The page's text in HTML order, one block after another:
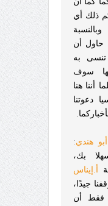
ذلك أي
حاول أن
تنسى به
سوف
أننا هنا
دعوتنا
هندي:
بك،
أ.إيناس
جيدًا،
فقط أن